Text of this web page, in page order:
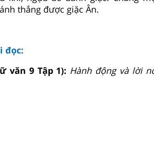
thắng được giặc Ân.
đọc:
văn 9 Tập 1): Hành động và lời